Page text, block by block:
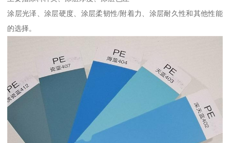
涂层光泽、涂层硬度、涂层柔韧性/附着力、涂层耐久性和其他性能
的选择。